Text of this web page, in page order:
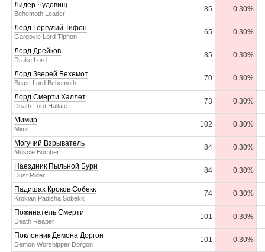
Лидер Чудовищ
Behemoth Leader
85 0.30%
Лорд Горгулий Тифон
Gargoyle Lord Tiphon
65 0.30%
Лорд Дрейков
Drake Lord
85 0.30%
Лорд Зверей Бехемот
Beast Lord Behemoth
70 0.30%
Лорд Смерти Халлет
Death Lord Hallate
73 0.30%
Мимир
Mimir
102 0.30%
Могучий Взрыватель
Muscle Bomber
84 0.30%
Наездник Пыльной Бури
Dust Rider
84 0.30%
Падишах Кроков Собекк
Krokian Padisha Sobekk
74 0.30%
Пожинатель Смерти
Death Reaper
101 0.30%
Поклонник Демона Доргон
Demon Worshipper Dorgon
101 0.30%